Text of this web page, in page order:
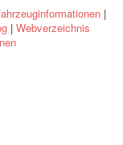
|
| Webverzeichnis